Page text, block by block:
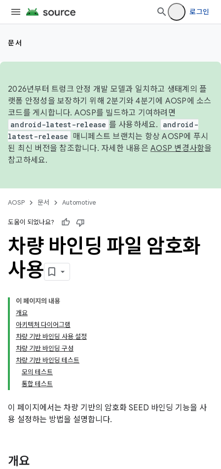
로그인
문서
2026년부터 트렁크 안정 개발 모델과 일치하고 생태계의 플
랫폼 안정성을 보장하기 위해 2분기와 4분기에 AOSP에 소스
코드를 게시합니다. AOSP를 빌드하고 기여하려면
android-latest-release 를 사용하세요.
android-
latest-release
매니페스트 브랜치는 항상 AOSP에 푸시
된 최신 버전을 참조합니다. 자세한 내용은 AOSP 변경사항을
참고하세요.
AOSP 문서 Automotive
도움이 되었나요?
차량 바인딩 파일 암호화
사용
이 페이지의 내용
개요
아키텍처 다이어그램
차량 기반 바인딩 사용 설정
차량 기반 바인딩 구성
차량 기반 바인딩 테스트
모의 테스트
통합 테스트
이 페이지에서는 차량 기반의 암호화 SEED 바인딩 기능을 사
용 설정하는 방법을 설명합니다.
개요